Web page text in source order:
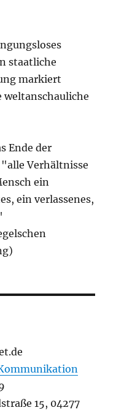
staatliche
markiert
weltanschauliche
Ende der
Verhältnisse
ein
ein verlassenes,
15, 04277